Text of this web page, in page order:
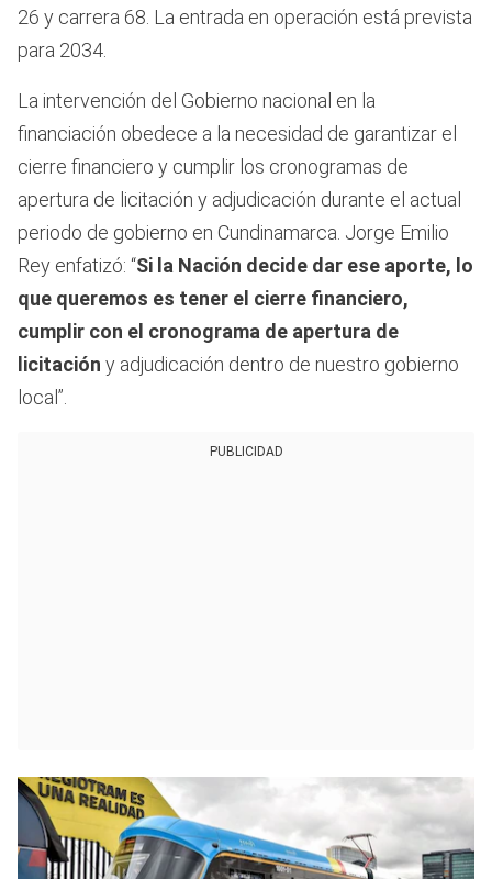
26 y carrera 68. La entrada en operación está prevista
para 2034.
La intervención del Gobierno nacional en la
financiación obedece a la necesidad de garantizar el
cierre financiero y cumplir los cronogramas de
apertura de licitación y adjudicación durante el actual
periodo de gobierno en Cundinamarca. Jorge Emilio
Rey enfatizó: “Si la Nación decide dar ese aporte, lo
que queremos es tener el cierre financiero,
cumplir con el cronograma de apertura de
licitación y adjudicación dentro de nuestro gobierno
local”.
PUBLICIDAD